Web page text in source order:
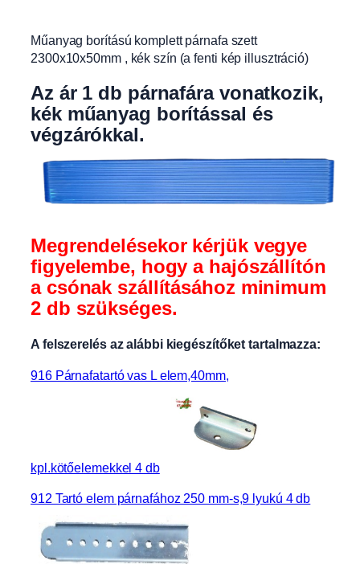
z
e
,
2
3
0
x
0
m
,
k
é
0
2
Műanyag borítású komplett párnafa szett
2300x10x50mm , kék szín (a fenti kép illusztráció)
Az ár 1 db párnafára vonatkozik,
kék műanyag borítással és
végzárókkal.
Megrendelésekor kérjük vegye
figyelembe, hogy a hajószállítón
a csónak szállításához minimum
2 db szükséges.
A felszerelés az alábbi kiegészítőket tartalmazza:
916 Párnafatartó vas L elem,40mm,
kpl.kötőelemekkel 4 db
912 Tartó elem párnafához 250 mm-s,9 lyukú 4 db